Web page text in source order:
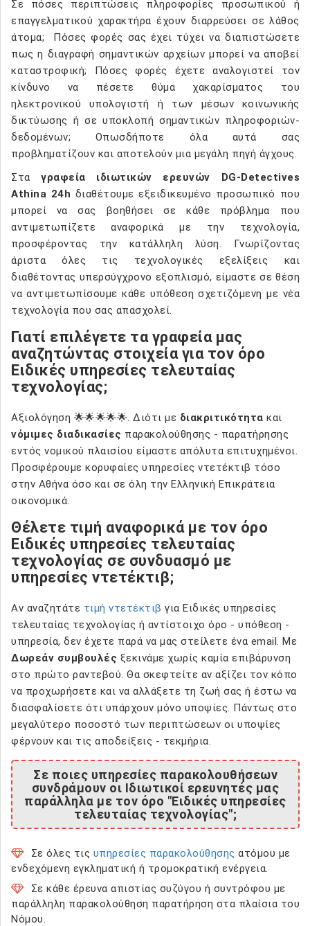
Σε πόσες περιπτώσεις πληροφορίες προσωπικού ή
επαγγελματικού χαρακτήρα έχουν διαρρεύσει σε λάθος
άτομα; Πόσες φορές σας έχει τύχει να διαπιστώσετε
πως η διαγραφή σημαντικών αρχείων μπορεί να αποβεί
καταστροφική; Πόσες φορές έχετε αναλογιστεί τον
κίνδυνο να πέσετε θύμα χακαρίσματος του
ηλεκτρονικού υπολογιστή ή των μέσων κοινωνικής
δικτύωσης ή σε υποκλοπή σημαντικών πληροφοριών-
δεδομένων; Οπωσδήποτε όλα αυτά σας
προβληματίζουν και αποτελούν μια μεγάλη πηγή άγχους.
Σταγραφεία ιδιωτικών ερευνών DG-Detectives
Athina 24h διαθέτουμε εξειδικευμένο προσωπικό που
μπορεί να σας βοηθήσει σε κάθε πρόβλημα που
αντιμετωπίζετε αναφορικά με την τεχνολογία,
προσφέροντας την κατάλληλη λύση. Γνωρίζοντας
άριστα όλες τις τεχνολογικές εξελίξεις και
διαθέτοντας υπερσύγχρονο εξοπλισμό, είμαστε σε θέση
να αντιμετωπίσουμε κάθε υπόθεση σχετιζόμενη με νέα
τεχνολογία που σας απασχολεί.
Γιατί επιλέγετε τα γραφεία μας
αναζητώντας στοιχεία για τον όρο
Ειδικές υπηρεσίες τελευταίας
τεχνολογίας;
Αξιολόγηση 🌟🌟🌟🌟🌟. Διότι με διακριτικότητα και
νόμιμες διαδικασίες παρακολούθησης - παρατήρησης
εντός νομικού πλαισίου είμαστε απόλυτα επιτυχημένοι.
Προσφέρουμε κορυφαίες υπηρεσίες ντετέκτιβ τόσο
στην Αθήνα όσο και σε όλη την Ελληνική Επικράτεια
οικονομικά.
Θέλετε τιμή αναφορικά με τον όρο
Ειδικές υπηρεσίες τελευταίας
τεχνολογίας σε συνδυασμό με
υπηρεσίες ντετέκτιβ;
Αν αναζητάτε τιμή ντετέκτιβ για Ειδικές υπηρεσίες
τελευταίας τεχνολογίας ή αντίστοιχο όρο - υπόθεση -
υπηρεσία, δεν έχετε παρά να μας στείλετε ένα email. Με
Δωρεάν συμβουλές ξεκινάμε χωρίς καμία επιβάρυνση
στο πρώτο ραντεβού. Θα σκεφτείτε αν αξίζει τον κόπο
να προχωρήσετε και να αλλάξετε τη ζωή σας ή έστω να
διασφαλίσετε ότι υπάρχουν μόνο υποψίες. Πάντως στο
μεγαλύτερο ποσοστό των περιπτώσεων οι υποψίες
φέρνουν και τις αποδείξεις - τεκμήρια.
Σε ποιες υπηρεσίες παρακολουθήσεων
συνδράμουν οι Ιδιωτικοί ερευνητές μας
παράλληλα με τον όρο "Ειδικές υπηρεσίες
τελευταίας τεχνολογίας";
Σε όλες τις υπηρεσίες παρακολούθησης ατόμου με
ενδεχόμενη εγκληματική ή τρομοκρατική ενέργεια.
Σε κάθε έρευνα απιστίας συζύγου ή συντρόφου με
παράλληλη παρακολούθηση παρατήρηση στα πλαίσια του
Νόμου.